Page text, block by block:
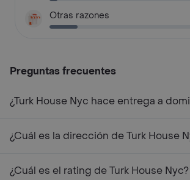
Otras razones
Preguntas frecuentes
¿Turk House Nyc hace entrega a
¿Cuál es la dirección de Turk House
¿Cuál es el rating de Turk House Nyc?